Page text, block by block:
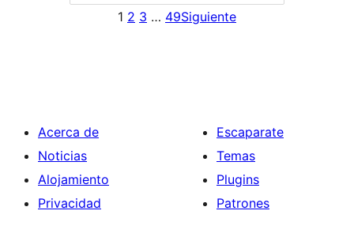
1 2 3 … 49Siguiente
Acerca de
Noticias
Alojamiento
Privacidad
Escaparate
Temas
Plugins
Patrones